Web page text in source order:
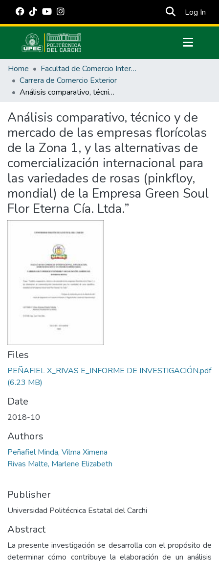
Log In
Communities & Collections
All of DSpace
Statistics
Estadísticas Externas
Manuales
Home
Facultad de Comercio Internacional, Integración, Administración y Economía Empresarial
Carrera de Comercio Exterior
Análisis comparativo, técnico y de mercado de las empresas florícolas de la Zona 1, y las alternativas de comercialización internacional para las variedades de rosas (pinkfloy, mondial) de la Empresa Green Soul Flor Eterna Cía. Ltda.”
Análisis comparativo, técnico y de
mercado de las empresas florícolas
de la Zona 1, y las alternativas de
comercialización internacional para
las variedades de rosas (pinkfloy,
mondial) de la Empresa Green Soul
Flor Eterna Cía. Ltda.”
Files
PEÑAFIEL X_RIVAS E_INFORME DE INVESTIGACIÓN.pdf
(6.23 MB)
Date
2018-10
Authors
Peñafiel Minda, Vilma Ximena
Rivas Malte, Marlene Elizabeth
Publisher
Universidad Politécnica Estatal del Carchi
Abstract
La presente investigación se desarrolla con el propósito de
determinar cómo contribuye la elaboración de un análisis